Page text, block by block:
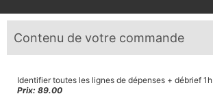
Contenu de votre commande
Identifier toutes les lignes de dépenses + débrief 1h
Prix: 89.00